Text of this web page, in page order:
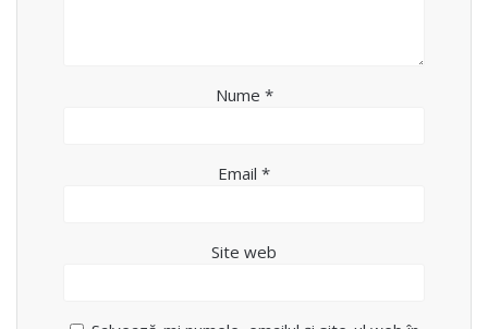
Nume *
Email *
Site web